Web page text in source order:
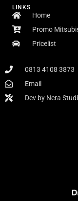
0813 4108 3873
Email
Dev by Nera
LINKS
Home
Promo
Pricelist